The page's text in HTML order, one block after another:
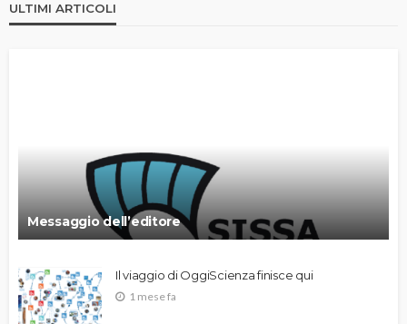
ULTIMI ARTICOLI
Messaggio dell’editore
Il viaggio di OggiScienza finisce qui
1 mese fa